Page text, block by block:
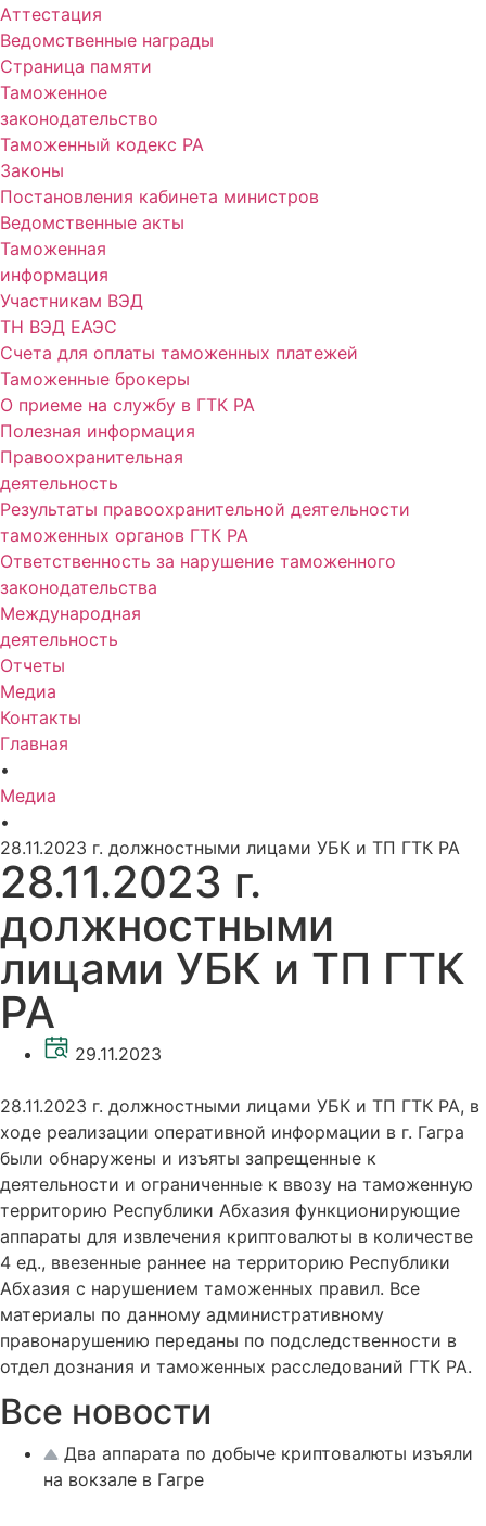
Аттестация
Ведомственные награды
Страница памяти
Таможенное
законодательство
Таможенный кодекс РА
Законы
Постановления кабинета министров
Ведомственные акты
Таможенная
информация
Участникам ВЭД
ТН ВЭД ЕАЭС
Счета для оплаты таможенных платежей
Таможенные брокеры
О приеме на службу в ГТК РА
Полезная информация
Правоохранительная
деятельность
Результаты правоохранительной деятельности
таможенных органов ГТК РА
Ответственность за нарушение таможенного
законодательства
Международная
деятельность
Отчеты
Медиа
Контакты
Главная
•
Медиа
•
28.11.2023 г. должностными лицами УБК и ТП ГТК РА
28.11.2023 г.
должностными
лицами УБК и ТП ГТК
РА
29.11.2023
28.11.2023 г. должностными лицами УБК и ТП ГТК РА, в
ходе реализации оперативной информации в г. Гагра
были обнаружены и изъяты запрещенные к
деятельности и ограниченные к ввозу на таможенную
территорию Республики Абхазия функционирующие
аппараты для извлечения криптовалюты в количестве
4 ед., ввезенные раннее на территорию Республики
Абхазия с нарушением таможенных правил. Все
материалы по данному административному
правонарушению переданы по подследственности в
отдел дознания и таможенных расследований ГТК РА.
Все новости
Два аппарата по добыче криптовалюты изъяли
на вокзале в Гагре